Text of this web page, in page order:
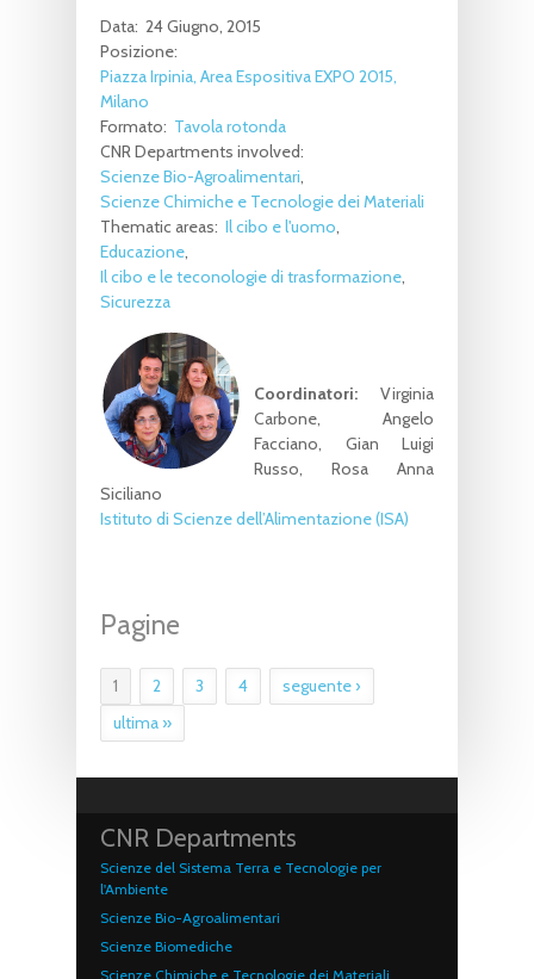
Data: 24 Giugno, 2015
Posizione:
Piazza Irpinia, Area Espositiva EXPO 2015,
Milano
Formato: Tavola rotonda
CNR Departments involved:
Scienze Bio-Agroalimentari
Scienze Chimiche e Tecnologie dei Materiali
Thematic areas: Il cibo e l'uomo
Educazione
Il cibo e le teconologie di trasformazione
Sicurezza
Coordinatori: Virginia
Carbone, Angelo
Facciano, Gian Luigi
Russo, Rosa Anna
Siciliano
Istituto di Scienze dell’Alimentazione (ISA)
Pagine
1 2 3 4
seguente ›
ultima »
CNR Departments
Scienze del Sistema Terra e Tecnologie per
l'Ambiente
Scienze Bio-Agroalimentari
Scienze Biomediche
Scienze Chimiche e Tecnologie dei Materiali